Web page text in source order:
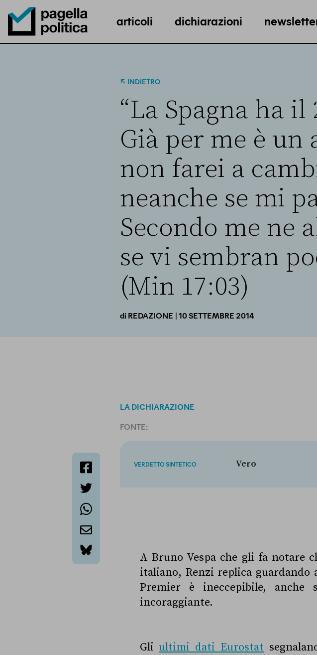
Pagella Politica Logo
articoli dichiarazioni
INDIETRO
“La Spagna ha
Già per me è un
non farei a
neanche se mi
Secondo me ne
se vi sembran
(Min 17:03)
di REDAZIONE | 10 SETTEMBRE 2014
LA DICHIARAZIONE
FONTE:
bluesky
VERDETTO SINTETICO Vero
A Bruno Vespa che gli fa notare
italiano, Renzi replica
Premier è ineccepibile,
incoraggiante.
Gliultimi dati Eurostat